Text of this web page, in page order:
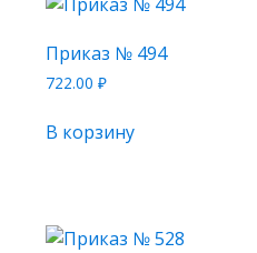
Приказ № 494
722.00 ₽
В корзину